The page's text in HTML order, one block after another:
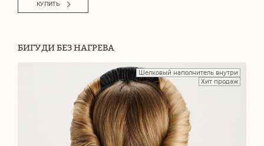
КУПИТЬ
БИГУДИ БЕЗ НАГРЕВА
Шелковый наполнитель внутри
Хит продаж